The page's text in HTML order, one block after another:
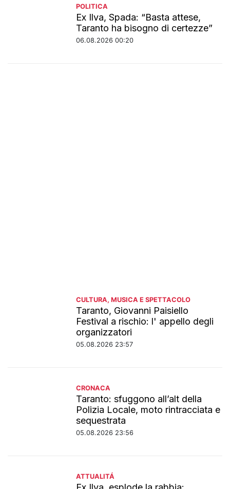
POLITICA
Ex Ilva, Spada: “Basta attese,
Taranto ha bisogno di certezze”
06.08.2026 00:20
CULTURA, MUSICA E SPETTACOLO
Taranto, Giovanni Paisiello
Festival a rischio: l' appello degli
organizzatori
05.08.2026 23:57
CRONACA
Taranto: sfuggono all’alt della
Polizia Locale, moto rintracciata e
sequestrata
05.08.2026 23:56
ATTUALITÁ